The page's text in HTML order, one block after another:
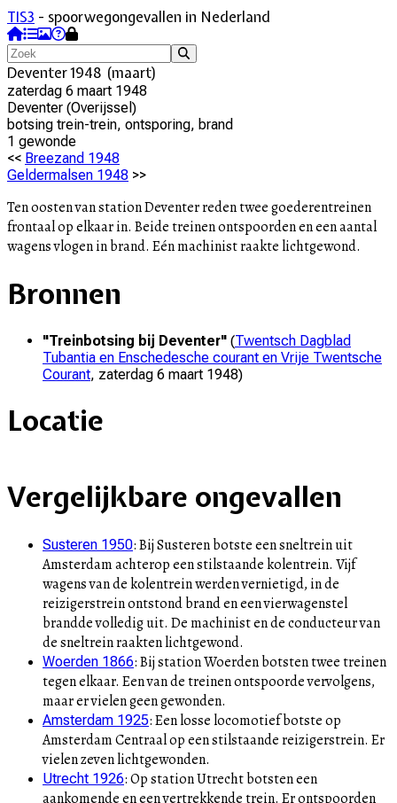
TIS3 - spoorwegongevallen in Nederland
Deventer 1948 (maart)
zaterdag 6 maart 1948
Deventer (Overijssel )
botsing trein-trein, ontsporing, brand
1 gewonde
<< Breezand 1948
Geldermalsen 1948 >>
Ten oosten van station Deventer reden twee goederentreinen
frontaal op elkaar in. Beide treinen ontspoorden en een aantal
wagens vlogen in brand. Eén machinist raakte lichtgewond.
Bronnen
"Treinbotsing bij Deventer" (Twentsch Dagblad
Tubantia en Enschedesche courant en Vrije Twentsche
Courant, zaterdag 6 maart 1948)
Locatie
+
–
Vergelijkbare ongevallen
Susteren 1950:Bij Susteren botste een sneltrein uit
Amsterdam achterop een stilstaande kolentrein. Vijf
wagens van de kolentrein werden vernietigd, in de
reizigerstrein ontstond brand en een vierwagenstel
brandde volledig uit. De machinist en de conducteur van
de sneltrein raakten lichtgewond.
Woerden 1866:Bij station Woerden botsten twee treinen
tegen elkaar. Een van de treinen ontspoorde vervolgens,
maar er vielen geen gewonden.
Amsterdam 1925:Een losse locomotief botste op
Amsterdam Centraal op een stilstaande reizigerstrein. Er
vielen zeven lichtgewonden.
Utrecht 1926:Op station Utrecht botsten een
aankomende en een vertrekkende trein. Er ontspoorden